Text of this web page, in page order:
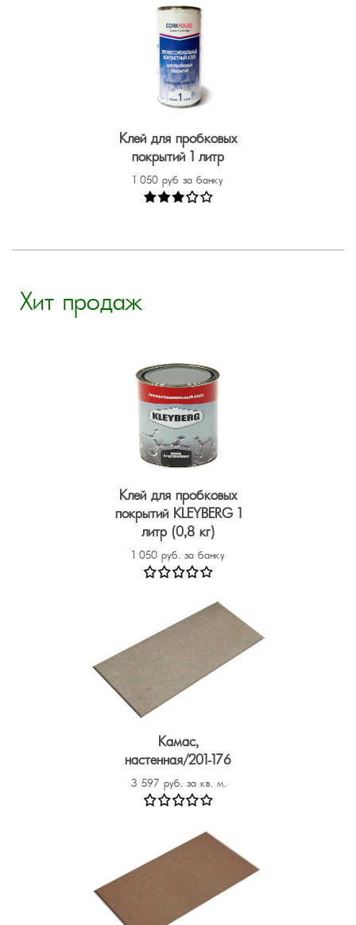
Клей для пробковых
покрытий 1 литр
1 050 руб за банку
Хит продаж
Клей для пробковых
покрытий KLEYBERG 1
литр (0,8 кг)
1 050 руб. за банку
Камас,
настенная/201-176
3 597 руб. за кв. м.